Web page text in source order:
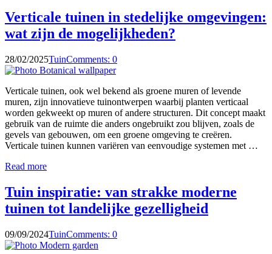
Verticale tuinen in stedelijke omgevingen:
wat zijn de mogelijkheden?
28/02/2025TuinComments: 0
Verticale tuinen, ook wel bekend als groene muren of levende
muren, zijn innovatieve tuinontwerpen waarbij planten verticaal
worden gekweekt op muren of andere structuren. Dit concept maakt
gebruik van de ruimte die anders ongebruikt zou blijven, zoals de
gevels van gebouwen, om een groene omgeving te creëren.
Verticale tuinen kunnen variëren van eenvoudige systemen met …
Read more
Tuin inspiratie: van strakke moderne
tuinen tot landelijke gezelligheid
09/09/2024TuinComments: 0